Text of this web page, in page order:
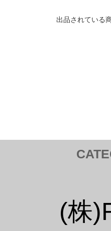
出品されている
Injection kit ／ インジェクシ
Mirror ／ ミラー
Hood Bar / ボンネットバー
(株